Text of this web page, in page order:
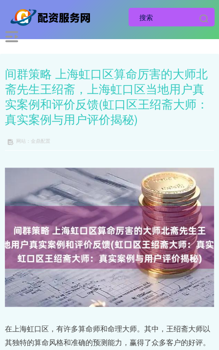
间群策略 上海虹口区算命厉害的大师北
斋先生王绍斋，上海虹口区当地用户真
实案例和评价反馈(虹口区王绍斋大师：
真实案例与用户评价揭秘)
网站：金鼎配置
在上海虹口区，有许多算命师和命理大师。其中，王绍斋大师以
其独特的算命风格和准确的预测能力，赢得了众多客户的好评。